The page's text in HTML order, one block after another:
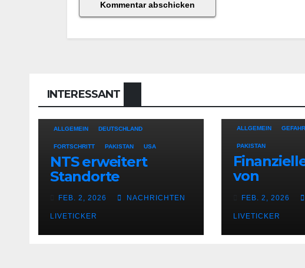
INTERESSANT
ALLGEMEIN DEUTSCHLAND
FORTSCHRITT PAKISTAN USA
NTS erweitert
Standorte
FEB. 2, 2026 NACHRICHTEN
LIVETICKER
ALLGEMEIN GEFAHR
PAKISTAN
von
FEB. 2, 2026
LIVETICKER